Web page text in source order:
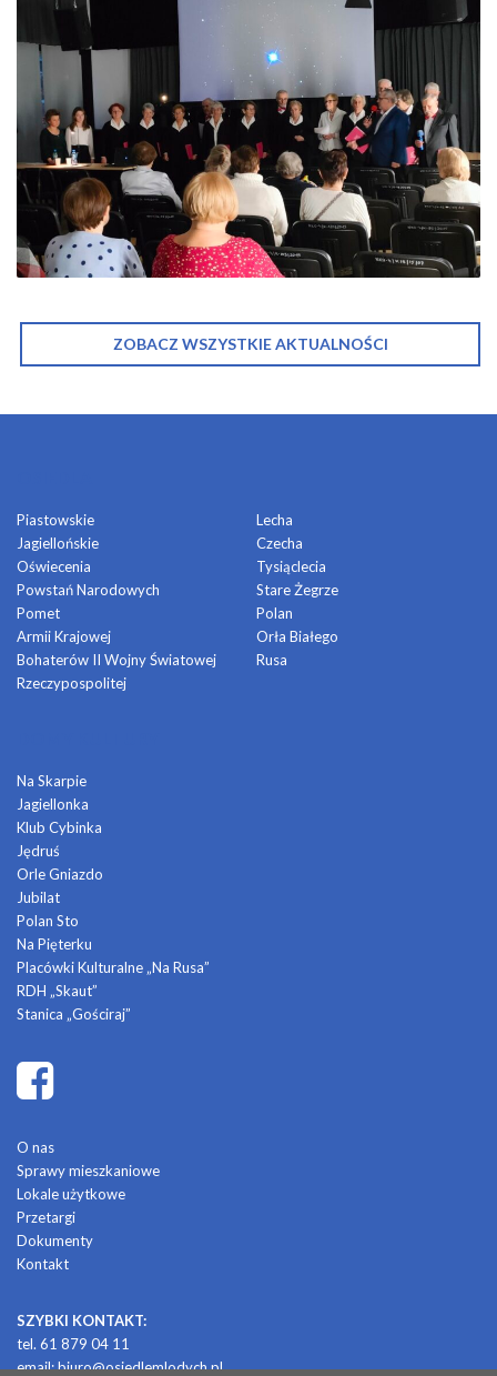
ZOBACZ WSZYSTKIE AKTUALNOŚCI
Piastowskie
Jagiellońskie
Oświecenia
Powstań Narodowych
Pomet
Armii Krajowej
Bohaterów II Wojny Światowej
Rzeczypospolitej
Lecha
Czecha
Tysiąclecia
Stare Żegrze
Polan
Orła Białego
Rusa
Na Skarpie
Jagiellonka
Klub Cybinka
Jędruś
Orle Gniazdo
Jubilat
Polan Sto
Na Pięterku
Placówki Kulturalne „Na Rusa”
RDH „Skaut”
Stanica „Gościraj”
O nas
Sprawy mieszkaniowe
Lokale użytkowe
Przetargi
Dokumenty
Kontakt
SZYBKI KONTAKT:
tel. 61 879 04 11
email:biuro@osiedlemlodych.pl